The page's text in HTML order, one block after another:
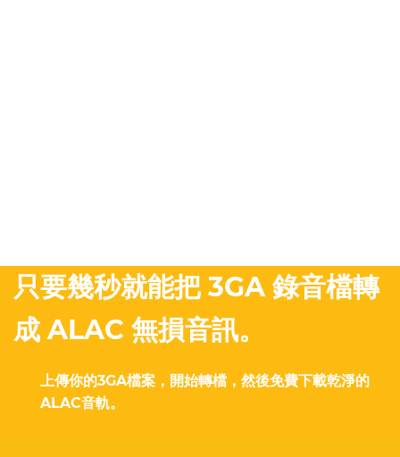
只要幾秒就能把 3GA 錄音檔轉
成 ALAC 無損音訊。
上傳你的3GA檔案，開始轉檔，然後免費下載乾淨的
ALAC音軌。